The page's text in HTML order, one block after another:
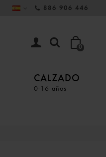
886 906 446
0
CALZADO
0-16 años